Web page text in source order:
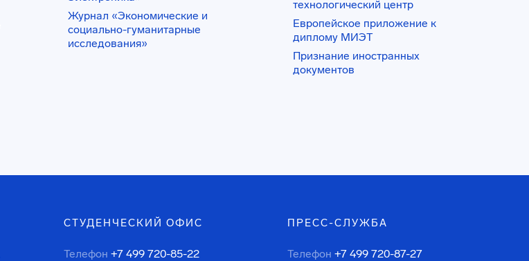
Журнал «Экономические и
социально-гуманитарные
исследования»
технологический центр
Европейское приложение к
диплому МИЭТ
Признание иностранных
документов
СТУДЕНЧЕСКИЙ ОФИС
Телефон +7 499 720-85-22
ПРЕСС-СЛУЖБА
Телефон +7 499 720-87-27